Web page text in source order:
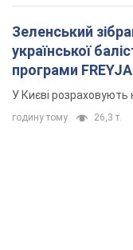
Зеленський
української балістики та
програми
У Києві розраховують
годину тому 26,3 т.